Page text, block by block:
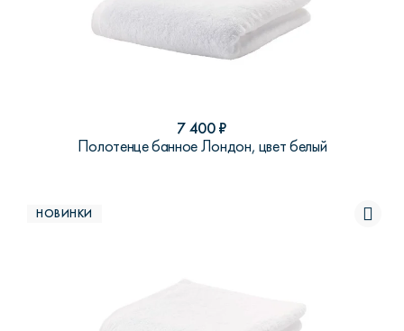
7 400₽
Полотенце банное Лондон, цвет белый
НОВИНКИ